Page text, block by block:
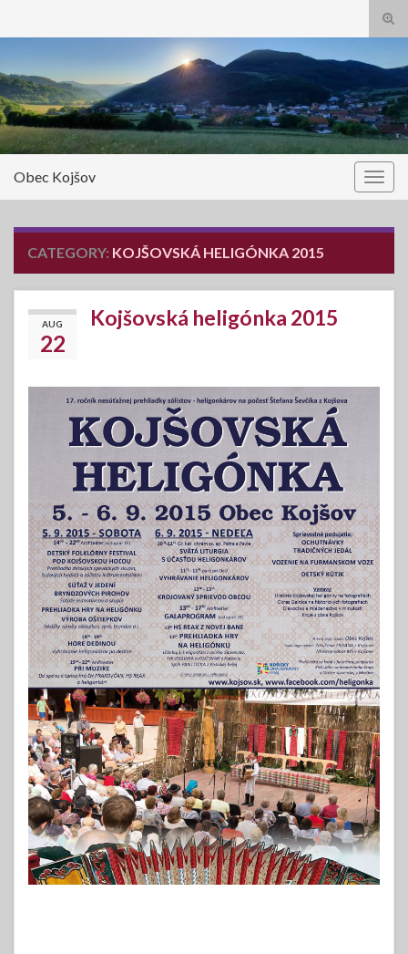
Obec Kojšov
CATEGORY: KOJŠOVSKÁ HELIGÓNKA 2015
AUG
22
Kojšovská heligónka 2015